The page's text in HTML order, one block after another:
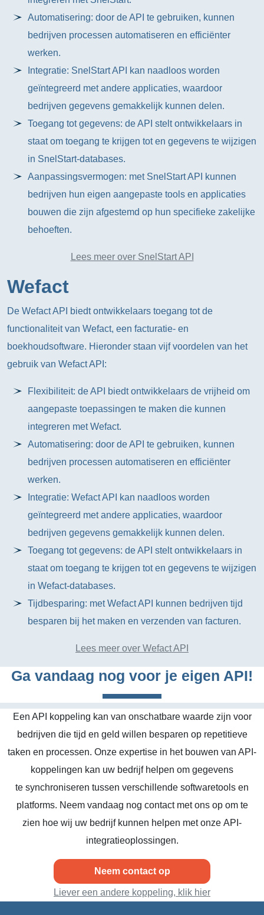
Automatisering: door de API te gebruiken, kunnen
bedrijven processen automatiseren en efficiënter
werken.
Integratie: SnelStart API kan naadloos worden
geïntegreerd met andere applicaties, waardoor
bedrijven gegevens gemakkelijk kunnen delen.
Toegang tot gegevens: de API stelt ontwikkelaars in
staat om toegang te krijgen tot en gegevens te wijzigen
in SnelStart-databases.
Aanpassingsvermogen: met SnelStart API kunnen
bedrijven hun eigen aangepaste tools en applicaties
bouwen die zijn afgestemd op hun specifieke zakelijke
behoeften.
Lees meer over SnelStart API
Wefact
De Wefact API biedt ontwikkelaars toegang tot de
functionaliteit van Wefact, een facturatie- en
boekhoudsoftware. Hieronder staan vijf voordelen van het
gebruik van Wefact API:
Flexibiliteit: de API biedt ontwikkelaars de vrijheid om
aangepaste toepassingen te maken die kunnen
integreren met Wefact.
Automatisering: door de API te gebruiken, kunnen
bedrijven processen automatiseren en efficiënter
werken.
Integratie: Wefact API kan naadloos worden
geïntegreerd met andere applicaties, waardoor
bedrijven gegevens gemakkelijk kunnen delen.
Toegang tot gegevens: de API stelt ontwikkelaars in
staat om toegang te krijgen tot en gegevens te wijzigen
in Wefact-databases.
Tijdbesparing: met Wefact API kunnen bedrijven tijd
besparen bij het maken en verzenden van facturen.
Lees meer over Wefact API
Ga vandaag nog voor je eigen API!
Een API koppeling kan van onschatbare waarde zijn voor
bedrijven die tijd en geld willen besparen op repetitieve
taken en processen. Onze expertise in het bouwen van API-
koppelingen kan uw bedrijf helpen om gegevens
te synchroniseren tussen verschillende softwaretools en
platforms. Neem vandaag nog contact met ons op om te
zien hoe wij uw bedrijf kunnen helpen met onze API-
integratieoplossingen.
Neem contact op
Liever een andere koppeling, klik hier